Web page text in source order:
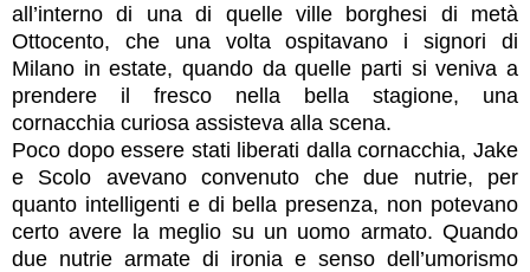
all’interno di una di quelle ville borghesi di metà
Ottocento, che una volta ospitavano i signori di
Milano in estate, quando da quelle parti si veniva a
prendere il fresco nella bella stagione, una
cornacchia curiosa assisteva alla scena.
Poco dopo essere stati liberati dalla cornacchia, Jake
e Scolo avevano convenuto che due nutrie, per
quanto intelligenti e di bella presenza, non potevano
certo avere la meglio su un uomo armato. Quando
due nutrie armate di ironia e senso dell’umorismo